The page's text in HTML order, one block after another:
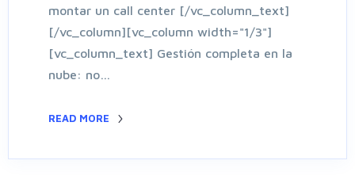
montar un call center [/vc_column_text]
[/vc_column][vc_column width="1/3"]
[vc_column_text] Gestión completa en la
nube: no…
READ MORE